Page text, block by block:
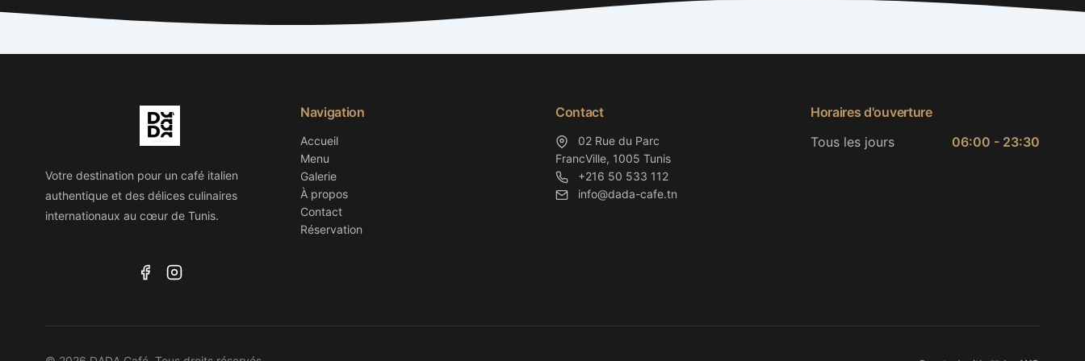
Votre destination pour un café italien
authentique et des délices culinaires
internationaux au cœur de Tunis.
Navigation
Accueil
Menu
Galerie
À propos
Contact
Réservation
Contact
02 Rue du Parc
FrancVille, 1005 Tunis
+216 50 533 112
info@dada-cafe.tn
Horaires d'ouverture
Tous les jours
06:00 - 23:30